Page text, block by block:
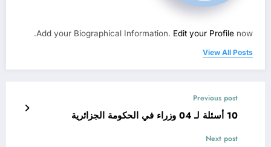
Add your Biographical Information. Edit your Profile now.
View All Posts
Previous post
10 أسئلة لـ 04 وزراء في الحكومة الجزائرية
Next post